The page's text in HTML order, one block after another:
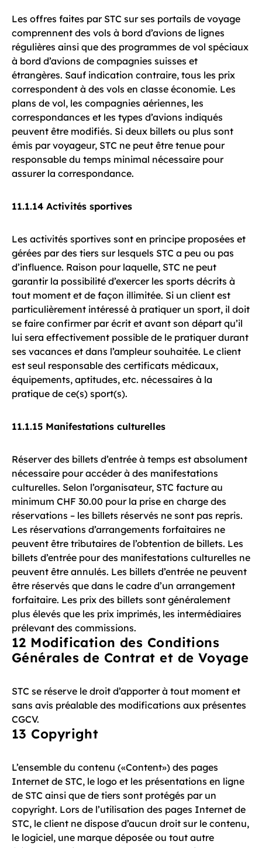
Les offres faites par STC sur ses portails de voyage
comprennent des vols à bord d’avions de lignes
régulières ainsi que des programmes de vol spéciaux
à bord d’avions de compagnies suisses et
étrangères. Sauf indication contraire, tous les prix
correspondent à des vols en classe économie. Les
plans de vol, les compagnies aériennes, les
correspondances et les types d’avions indiqués
peuvent être modifiés. Si deux billets ou plus sont
émis par voyageur, STC ne peut être tenue pour
responsable du temps minimal nécessaire pour
assurer la correspondance.
11.1.14 Activités sportives
Les activités sportives sont en principe proposées et
gérées par des tiers sur lesquels STC a peu ou pas
d’influence. Raison pour laquelle, STC ne peut
garantir la possibilité d’exercer les sports décrits à
tout moment et de façon illimitée. Si un client est
particulièrement intéressé à pratiquer un sport, il doit
se faire confirmer par écrit et avant son départ qu’il
lui sera effectivement possible de le pratiquer durant
ses vacances et dans l’ampleur souhaitée. Le client
est seul responsable des certificats médicaux,
équipements, aptitudes, etc. nécessaires à la
pratique de ce(s) sport(s).
11.1.15 Manifestations culturelles
Réserver des billets d’entrée à temps est absolument
nécessaire pour accéder à des manifestations
culturelles. Selon l’organisateur, STC facture au
minimum CHF 30.00 pour la prise en charge des
réservations – les billets réservés ne sont pas repris.
Les réservations d’arrangements forfaitaires ne
peuvent être tributaires de l’obtention de billets. Les
billets d’entrée pour des manifestations culturelles ne
peuvent être annulés. Les billets d’entrée ne peuvent
être réservés que dans le cadre d’un arrangement
forfaitaire. Les prix des billets sont généralement
plus élevés que les prix imprimés, les intermédiaires
prélevant des commissions.
12 Modification des Conditions
Générales de Contrat et de Voyage
STC se réserve le droit d’apporter à tout moment et
sans avis préalable des modifications aux présentes
CGCV.
13 Copyright
L’ensemble du contenu («Content») des pages
Internet de STC, le logo et les présentations en ligne
de STC ainsi que de tiers sont protégés par un
copyright. Lors de l’utilisation des pages Internet de
STC, le client ne dispose d’aucun droit sur le contenu,
le logiciel, une marque déposée ou tout autre